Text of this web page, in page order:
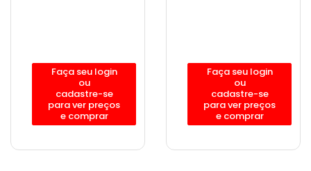
Faça seu login
ou
cadastre-se
para ver preços
e comprar
Faça seu login
ou
cadastre-se
para ver preços
e comprar